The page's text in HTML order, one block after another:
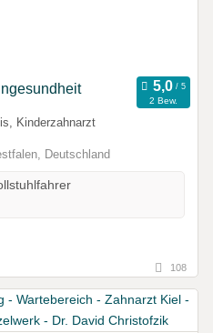
2 Bew.
Kinderzahnarzt
Deutschland
108